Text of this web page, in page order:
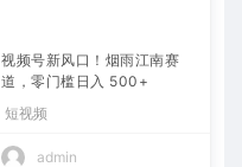
视频号新风口！烟雨江南赛
道，零门槛日入 500+
短视频
admin